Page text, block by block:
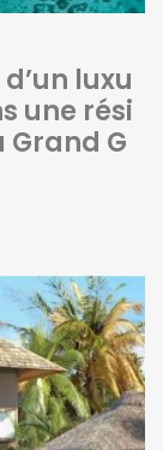
luxu
une rési
G